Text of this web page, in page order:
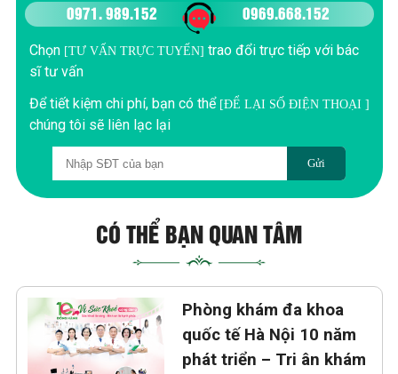
0971. 989.152 0969.668.152
Chọn [TƯ VẤN TRỰC TUYẾN] trao đổi trực tiếp với bác
sĩ tư vấn
Để tiết kiệm chi phí, bạn có thể [ĐỂ LẠI SỐ ĐIỆN THOẠI ]
chúng tôi sẽ liên lạc lại
Gửi
CÓ THỂ BẠN QUAN TÂM
Phòng khám đa khoa
quốc tế Hà Nội 10 năm
phát triển – Tri ân khám